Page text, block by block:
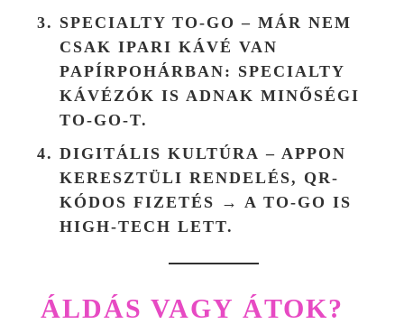
SPECIALTY TO-GO – MÁR NEM
CSAK IPARI KÁVÉ VAN
PAPÍRPOHÁRBAN: SPECIALTY
KÁVÉZÓK IS ADNAK MINŐSÉGI
TO-GO-T.
DIGITÁLIS KULTÚRA – APPON
KERESZTÜLI RENDELÉS, QR-
KÓDOS FIZETÉS → A TO-GO IS
HIGH-TECH LETT.
ÁLDÁS VAGY ÁTOK?